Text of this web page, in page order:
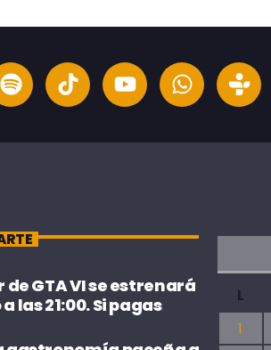
GTA VI se estrenará
las 21:00. Si pagas
L
1